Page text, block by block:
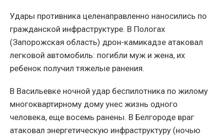
Удары противника целенаправленно наносились по
гражданской инфраструктуре. В Пологах
(Запорожская область) дрон-камикадзе атаковал
легковой автомобиль: погибли муж и жена, их
ребенок получил тяжелые ранения.
В Васильевке ночной удар беспилотника по жилому
многоквартирному дому унес жизнь одного
человека, еще восемь ранены. В Белгороде враг
атаковал энергетическую инфраструктуру (ночью